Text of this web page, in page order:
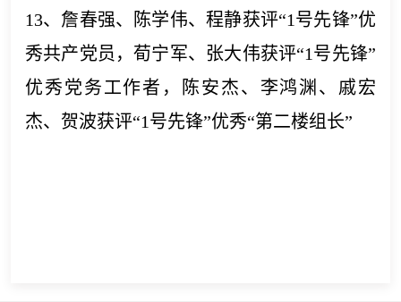
13、詹春强、陈学伟、程静获评“1号先锋”优
秀共产党员，荀宁军、张大伟获评“1号先锋”
优秀党务工作者，陈安杰、李鸿渊、戚宏
杰、贺波获评“1号先锋”优秀“第二楼组长”